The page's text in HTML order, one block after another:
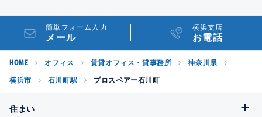
簡単フォーム入力
メール
横浜支店
お電話
HOME オフィス 賃貸オフィス・貸事務所 神奈川県
横浜市 石川町駅 プロスペアー石川町
住まい